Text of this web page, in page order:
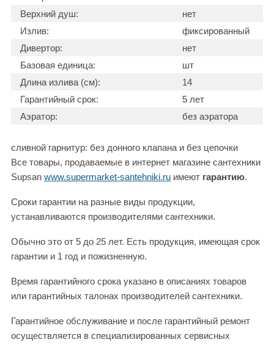
Верхний душ:
нет
Излив:
фиксированный
Дивертор:
нет
Базовая единица:
шт
Длина излива (см):
14
Гарантийный срок:
5 лет
Аэратор:
без аэратора
сливной гарнитур: без донного клапана и без цепочки
Все товары, продаваемые в интернет магазине сантехники
Supsan www.supermarket-santehniki.ru имеют гарантию.
Сроки гарантии на разные виды продукции,
устанавливаются производителями сантехники.
Обычно это от 5 до 25 лет. Есть продукция, имеющая срок
гарантии и 1 год и пожизненную.
Время гарантийного срока указано в описаниях товаров
или гарантийных талонах производителей сантехники.
Гарантийное обслуживание и после гарантийный ремонт
осуществляется в специализированных сервисных